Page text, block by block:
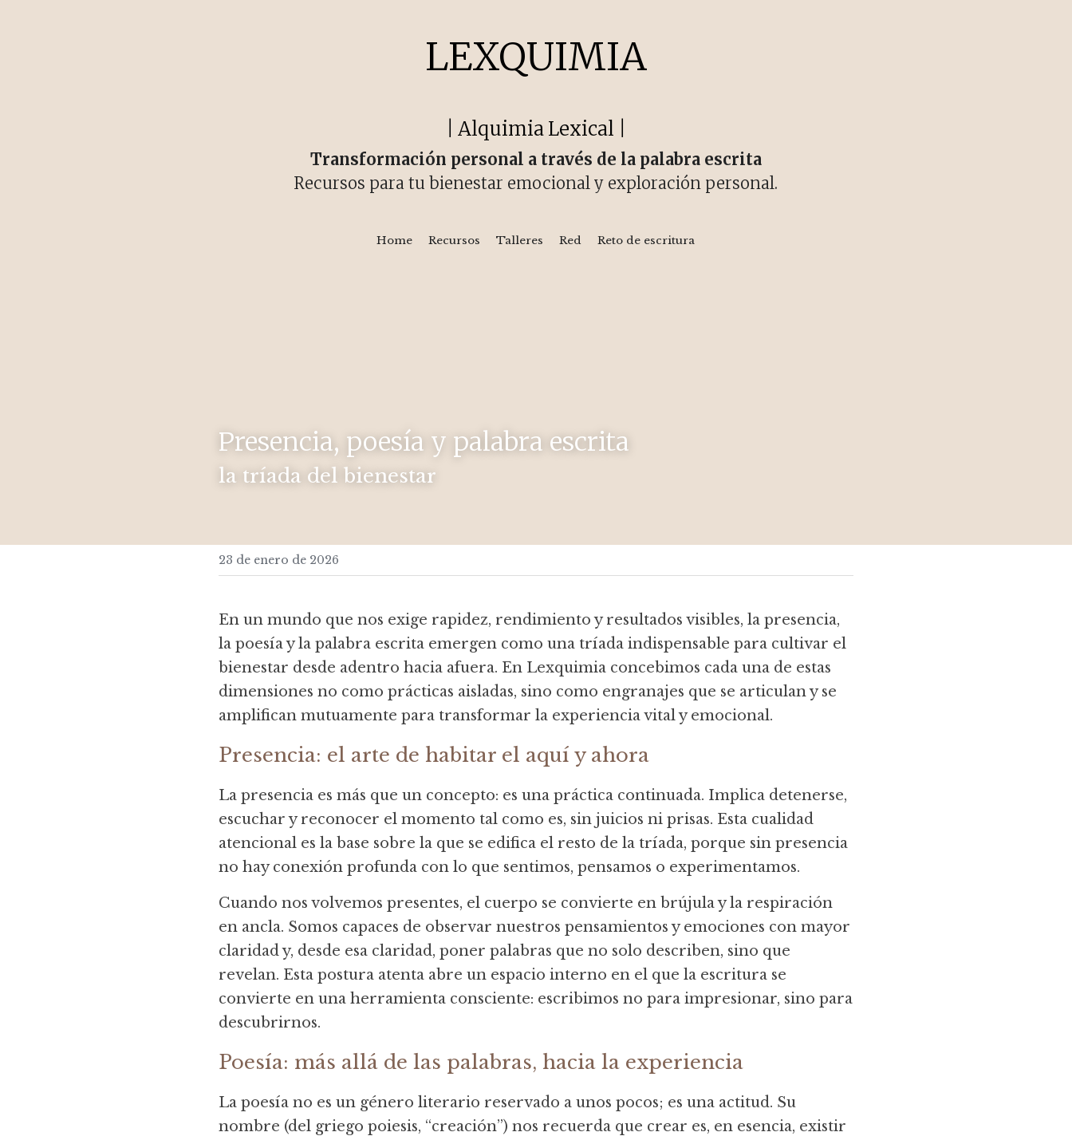
LEXQUIMIA
AlquimiaLexical
Transformación personal a través de la palabra escrita
Recursos para tu bienestar emocional y exploración personal.
Home Recursos Talleres Red Reto de escritura
Presencia, poesía y palabra escrita
la tríada del bienestar
23 de enero de 2026
En un mundo que nos exige rapidez, rendimiento y resultados visibles, la presencia,
la poesía y la palabra escrita emergen como una tríada indispensable para cultivar el
bienestar desde adentro hacia afuera. En Lexquimia concebimos cada una de estas
dimensiones no como prácticas aisladas, sino como engranajes que se articulan y se
amplifican mutuamente para transformar la experiencia vital y emocional.
Presencia: el arte de habitar el aquí y ahora
La presencia es más que un concepto: es una práctica continuada. Implica detenerse,
escuchar y reconocer el momento tal como es, sin juicios ni prisas. Esta cualidad
atencional es la base sobre la que se edifica el resto de la tríada, porque sin presencia
no hay conexión profunda con lo que sentimos, pensamos o experimentamos.
Cuando nos volvemos presentes, el cuerpo se convierte en brújula y la respiración
en ancla. Somos capaces de observar nuestros pensamientos y emociones con mayor
claridad y, desde esa claridad, poner palabras que no solo describen, sino que
revelan. Esta postura atenta abre un espacio interno en el que la escritura se
convierte en una herramienta consciente: escribimos no para impresionar, sino para
descubrirnos.
Poesía: más allá de las palabras, hacia la experiencia
La poesía no es un género literario reservado a unos pocos; es una actitud. Su
nombre (del griego poiesis, “creación”) nos recuerda que crear es, en esencia, existir